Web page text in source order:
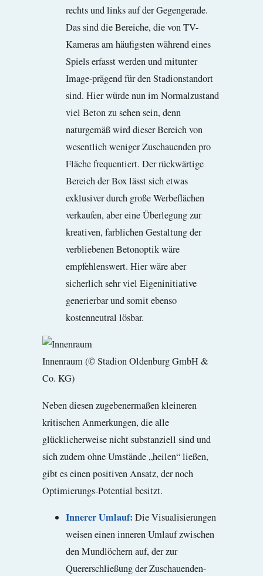
rechts und links auf der Gegengerade.
Das sind die Bereiche, die von TV-
Kameras am häufigsten während eines
Spiels erfasst werden und mitunter
Image-prägend für den Stadionstandort
sind. Hier würde nun im Normalzustand
viel Beton zu sehen sein, denn
naturgemäß wird dieser Bereich von
wesentlich weniger Zuschauenden pro
Fläche frequentiert. Der rückwärtige
Bereich der Box lässt sich etwas
exklusiver durch große Werbeflächen
verkaufen, aber eine Überlegung zur
kreativen, farblichen Gestaltung der
verbliebenen Betonoptik wäre
empfehlenswert. Hier wäre aber
sicherlich sehr viel Eigeninitiative
generierbar und somit ebenso
kostenneutral lösbar.
Innenraum (© Stadion Oldenburg GmbH &
Co. KG)
Neben diesen zugebenermaßen kleineren
kritischen Anmerkungen, die alle
glücklicherweise nicht substanziell sind und
sich zudem ohne Umstände „heilen“ ließen,
gibt es einen positiven Ansatz, der noch
Optimierungs-Potential besitzt.
Innerer Umlauf: Die Visualisierungen
weisen einen inneren Umlaufzwischen
den Mundlöchern auf, der zur
Quererschließung der Zuschauenden-